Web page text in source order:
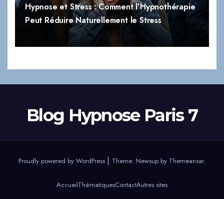
Hypnose et Stress : Comment l’Hypnothérapie
Peut Réduire Naturellement le Stress
Blog Hypnose Paris 7
Proudly powered by WordPress | Theme: Newsup by Themeansar.
AccueilThématiquesContactAutres sites